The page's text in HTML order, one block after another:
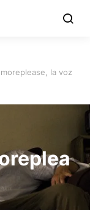
la voz